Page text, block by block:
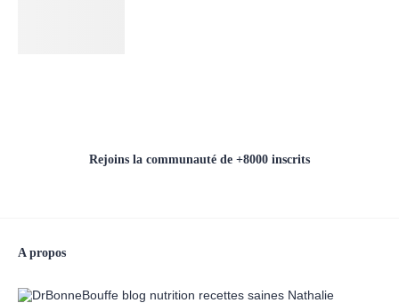
Rejoins la communauté de +8000 inscrits
A propos